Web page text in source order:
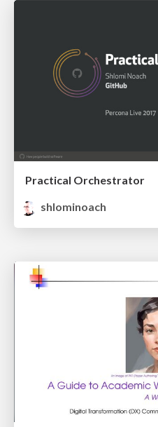
Practical Orchestrator
shlominoach